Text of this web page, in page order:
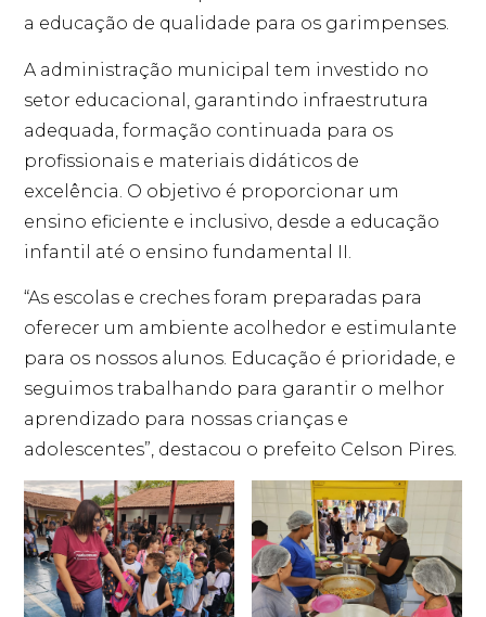
a educação de qualidade para os garimpenses.
A administração municipal tem investido no
setor educacional, garantindo infraestrutura
adequada, formação continuada para os
profissionais e materiais didáticos de
excelência. O objetivo é proporcionar um
ensino eficiente e inclusivo, desde a educação
infantil até o ensino fundamental II.
“As escolas e creches foram preparadas para
oferecer um ambiente acolhedor e estimulante
para os nossos alunos. Educação é prioridade, e
seguimos trabalhando para garantir o melhor
aprendizado para nossas crianças e
adolescentes”, destacou o prefeito Celson Pires.